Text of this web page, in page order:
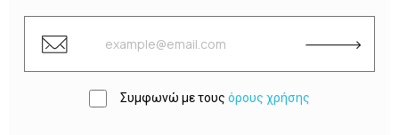
Συμφωνώ με τους όρους χρήσης